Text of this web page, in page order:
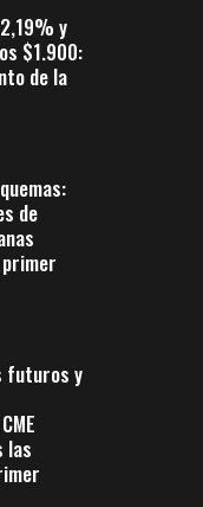
y
$1.900:
de la
de
futuros y
las